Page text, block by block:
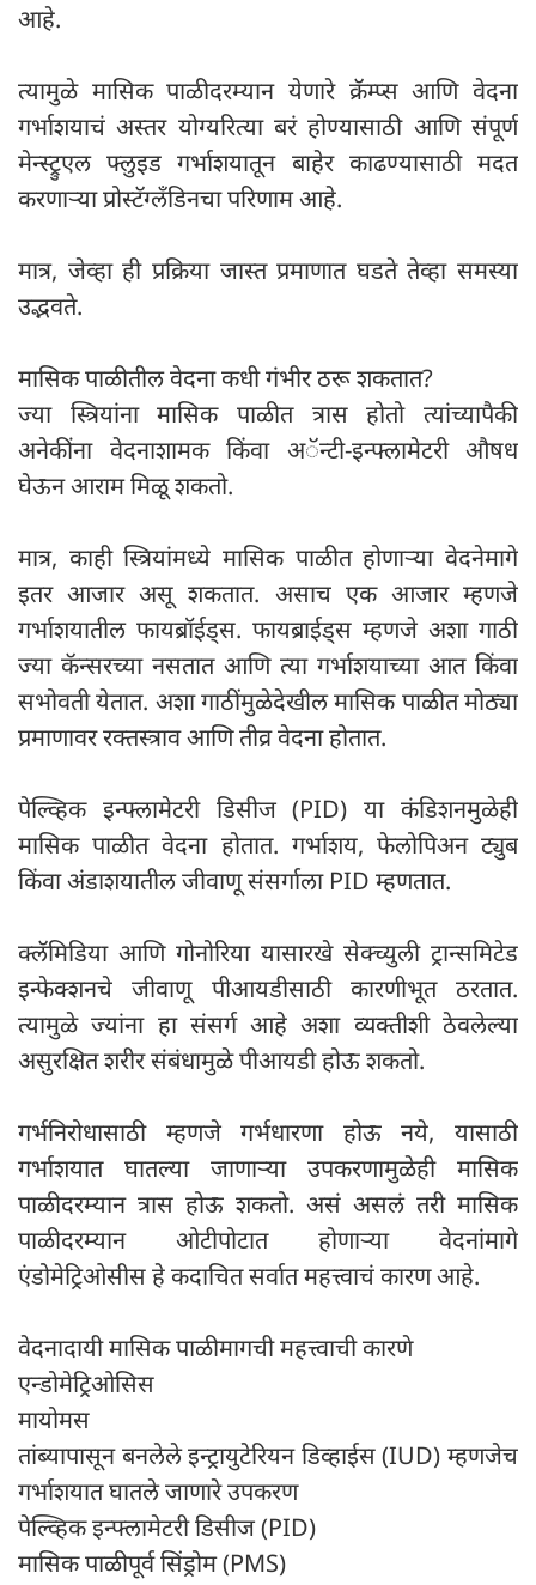
आहे.
त्यामुळे मासिक पाळीदरम्यान येणारे क्रॅम्प्स आणि वेदना
गर्भाशयाचं अस्तर योग्यरित्या बरं होण्यासाठी आणि संपूर्ण
मेन्स्ट्रुएल फ्लुइड गर्भाशयातून बाहेर काढण्यासाठी मदत
करणाऱ्या प्रोस्टॅग्लँडिनचा परिणाम आहे.
मात्र, जेव्हा ही प्रक्रिया जास्त प्रमाणात घडते तेव्हा समस्या
उद्भवते.
मासिक पाळीतील वेदना कधी गंभीर ठरू शकतात?
ज्या स्त्रियांना मासिक पाळीत त्रास होतो त्यांच्यापैकी
अनेकींना वेदनाशामक किंवा अॅन्टी-इन्फ्लामेटरी औषध
घेऊन आराम मिळू शकतो.
मात्र, काही स्त्रियांमध्ये मासिक पाळीत होणाऱ्या वेदनेमागे
इतर आजार असू शकतात. असाच एक आजार म्हणजे
गर्भाशयातील फायब्रॉईड्स. फायब्राईड्स म्हणजे अशा गाठी
ज्या कॅन्सरच्या नसतात आणि त्या गर्भाशयाच्या आत किंवा
सभोवती येतात. अशा गाठींमुळेदेखील मासिक पाळीत मोठ्या
प्रमाणावर रक्तस्त्राव आणि तीव्र वेदना होतात.
पेल्व्हिक इन्फ्लामेटरी डिसीज (PID) या कंडिशनमुळेही
मासिक पाळीत वेदना होतात. गर्भाशय, फेलोपिअन ट्युब
किंवा अंडाशयातील जीवाणू संसर्गाला PID म्हणतात.
क्लॅमिडिया आणि गोनोरिया यासारखे सेक्च्युली ट्रान्समिटेड
इन्फेक्शनचे जीवाणू पीआयडीसाठी कारणीभूत ठरतात.
त्यामुळे ज्यांना हा संसर्ग आहे अशा व्यक्तीशी ठेवलेल्या
असुरक्षित शरीर संबंधामुळे पीआयडी होऊ शकतो.
गर्भनिरोधासाठी म्हणजे गर्भधारणा होऊ नये, यासाठी
गर्भाशयात घातल्या जाणाऱ्या उपकरणामुळेही मासिक
पाळीदरम्यान त्रास होऊ शकतो. असं असलं तरी मासिक
पाळीदरम्यान ओटीपोटात होणाऱ्या वेदनांमागे
एंडोमेट्रिओसीस हे कदाचित सर्वात महत्त्वाचं कारण आहे.
वेदनादायी मासिक पाळीमागची महत्त्वाची कारणे
एन्डोमेट्रिओसिस
मायोमस
तांब्यापासून बनलेले इन्ट्रायुटेरियन डिव्हाईस (IUD) म्हणजेच
गर्भाशयात घातले जाणारे उपकरण
पेल्व्हिक इन्फ्लामेटरी डिसीज (PID)
मासिक पाळीपूर्व सिंड्रोम (PMS)